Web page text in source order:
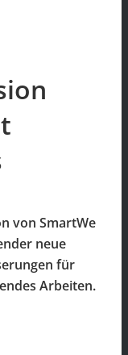
von SmartWe
neue
für
Arbeiten.